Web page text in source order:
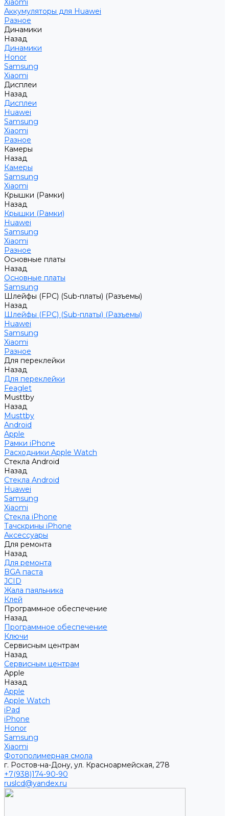
Xiaomi
Аккумуляторы для Huawei
Разное
Динамики
Назад
Динамики
Honor
Samsung
Xiaomi
Дисплеи
Назад
Дисплеи
Huawei
Samsung
Xiaomi
Разное
Камеры
Назад
Камеры
Samsung
Xiaomi
Крышки (Рамки)
Назад
Крышки (Рамки)
Huawei
Samsung
Xiaomi
Разное
Основные платы
Назад
Основные платы
Samsung
Шлейфы (FPC) (Sub-платы) (Разъемы)
Назад
Шлейфы (FPC) (Sub-платы) (Разъемы)
Huawei
Samsung
Xiaomi
Разное
Для переклейки
Назад
Для переклейки
Feaglet
Musttby
Назад
Musttby
Android
Apple
Рамки iPhone
Расходники Apple Watch
Стекла Android
Назад
Стекла Android
Huawei
Samsung
Xiaomi
Стекла iPhone
Тачскрины iPhone
Аксессуары
Для ремонта
Назад
Для ремонта
BGA паста
JCID
Жала паяльника
Клей
Программное обеспечение
Назад
Программное обеспечение
Ключи
Сервисным центрам
Назад
Сервисным центрам
Apple
Назад
Apple
Apple Watch
iPad
iPhone
Honor
Samsung
Xiaomi
Фотополимерная смола
г. Ростов-на-Дону, ул. Красноармейская, 278
+7(938)174-90-90
ruslcd@yandex.ru